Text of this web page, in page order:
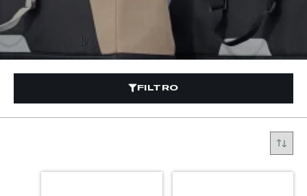
FILTRO